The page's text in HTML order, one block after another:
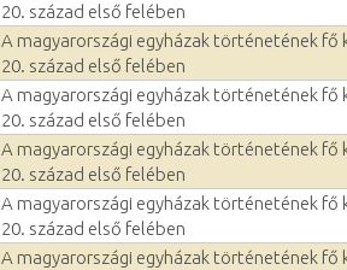
20. század első felében
A magyarországi egyházak történetének fő
20. század első felében
A magyarországi egyházak történetének fő
20. század első felében
A magyarországi egyházak történetének fő
20. század első felében
A magyarországi egyházak történetének fő
20. század első felében
A magyarországi egyházak történetének fő